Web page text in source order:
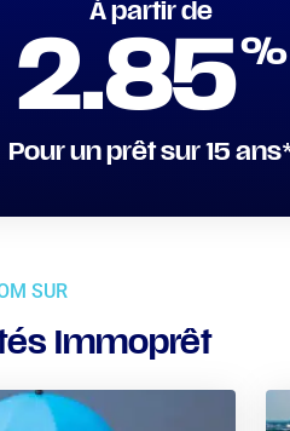
À partir de
2.85%
Pour un prêt sur 15
SUR
Immoprêt